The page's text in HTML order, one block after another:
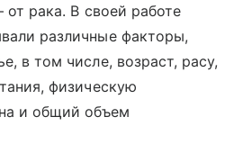
рака. В своей работе
различные факторы,
в том числе, возраст, расу,
физическую
и общий объем